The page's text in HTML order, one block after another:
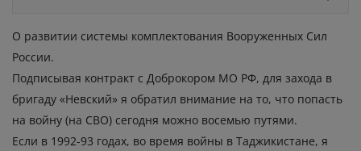
О развитии системы комплектования Вооруженных Сил
России.
Подписывая контракт с Доброкором МО РФ, для захода в
бригаду «Невский» я обратил внимание на то, что попасть
на войну (на СВО) сегодня можно восемью путями.
Если в 1992-93 годах, во время войны в Таджикистане, я